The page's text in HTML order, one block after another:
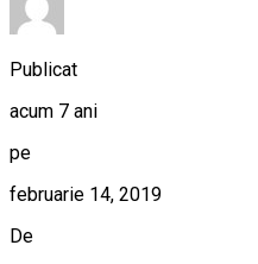
Publicat
acum 7 ani
pe
februarie 14, 2019
De